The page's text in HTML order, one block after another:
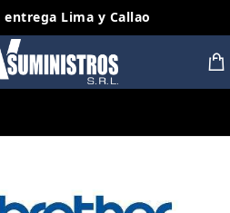
Lima y Callao
Originales y Nuevos